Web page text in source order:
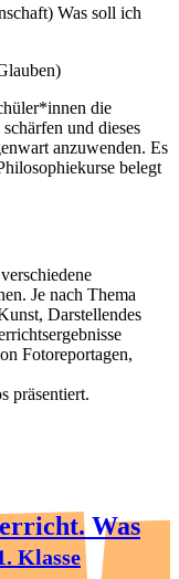
Was soll ich
die
und dieses
anzuwenden. Es
belegt
Je nach Thema
Darstellendes
Fotoreportagen,
präsentiert.
Was
Klasse